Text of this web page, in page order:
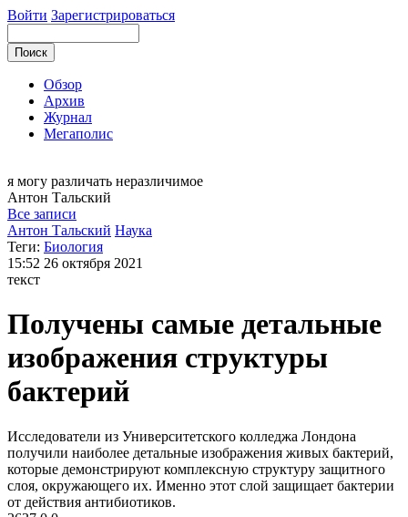
Войти Зарегистрироваться
Обзор
Архив
Журнал
Мегаполис
я могу различать неразличимое
Антон Тальский
Все записи
Антон Тальский Наука
Теги: Биология
15:52 26 октября 2021
текст
Получены самые детальные
изображения структуры
бактерий
Исследователи из Университетского колледжа Лондона
получили наиболее детальные изображения живых бактерий,
которые демонстрируют комплексную структуру защитного
слоя, окружающего их. Именно этот слой защищает бактерии
от действия антибиотиков.